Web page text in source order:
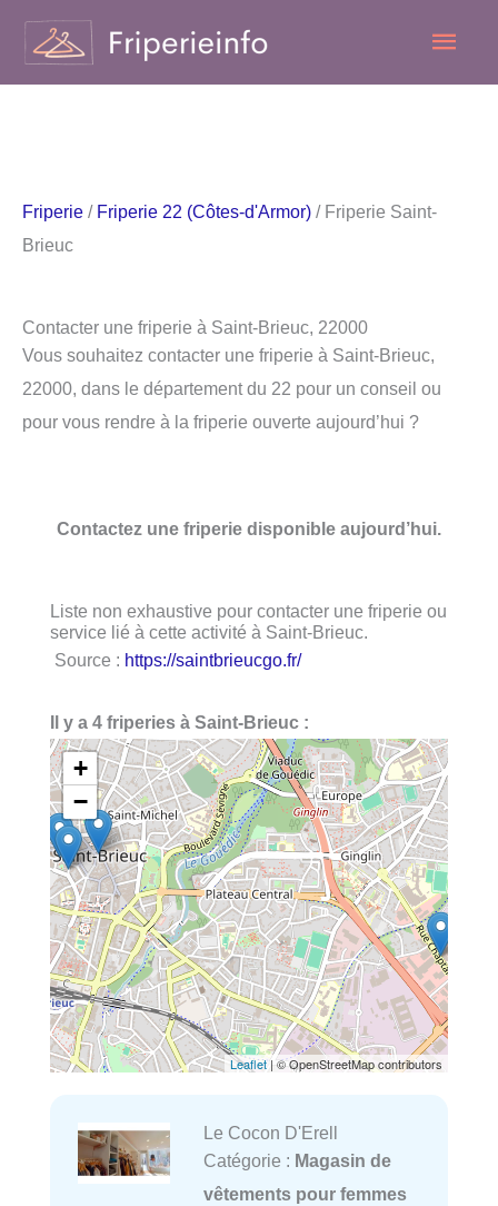
contenu
Friperie / Friperie 22 (Côtes-d'Armor) / Friperie Saint-
Brieuc
Contacter une friperie à Saint-Brieuc, 22000
Vous souhaitez contacter une friperie à Saint-Brieuc,
22000, dans le département du 22 pour un conseil ou
pour vous rendre à la friperie ouverte aujourd’hui ?
Contactez une friperie disponible aujourd’hui.
Liste non exhaustive pour contacter une friperie ou
service lié à cette activité à Saint-Brieuc.
Source : https://saintbrieucgo.fr/
Il y a 4 friperies à Saint-Brieuc :
+
−
Leaflet| © OpenStreetMap contributors
Le Cocon D'Erell
Catégorie : Magasin de
vêtements pour femmes